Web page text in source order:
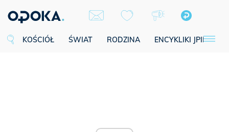
KOŚCIÓŁ ŚWIAT RODZINA ENCYKLIKI JPII